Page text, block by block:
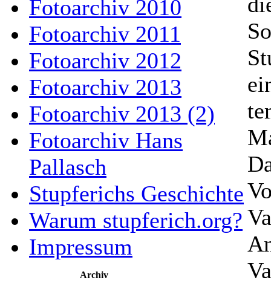
Fotoarchiv 2010
Fotoarchiv 2011
Fotoarchiv 2012
Fotoarchiv 2013
Fotoarchiv 2013 (2)
Fotoarchiv Hans
Pallasch
Stupferichs Geschichte
Warum stupferich.org?
Impressum
Archiv